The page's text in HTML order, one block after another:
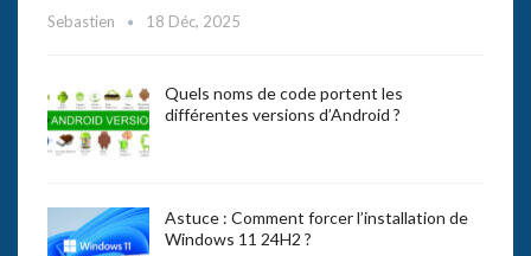
Sebastien 18 Déc, 2025
Quels noms de code portent les
différentes versions d’Android ?
Astuce : Comment forcer l’installation de
Windows 11 24H2 ?